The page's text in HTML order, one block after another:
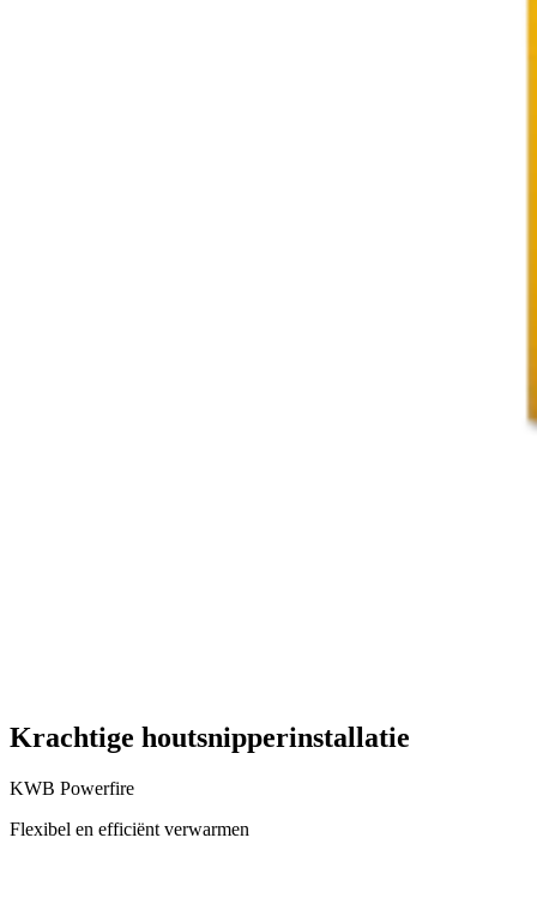
Krachtige houtsnipperinstallatie
KWB Powerfire
Flexibel en efficiënt verwarmen